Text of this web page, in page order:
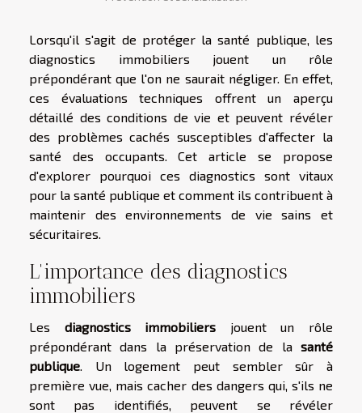
Lorsqu'il s'agit de protéger la santé publique, les
diagnostics immobiliers jouent un rôle
prépondérant que l'on ne saurait négliger. En effet,
ces évaluations techniques offrent un aperçu
détaillé des conditions de vie et peuvent révéler
des problèmes cachés susceptibles d'affecter la
santé des occupants. Cet article se propose
d'explorer pourquoi ces diagnostics sont vitaux
pour la santé publique et comment ils contribuent à
maintenir des environnements de vie sains et
sécuritaires.
L'importance des diagnostics
immobiliers
Les diagnostics immobiliers jouent un rôle
prépondérant dans la préservation de la santé
publique . Un logement peut sembler sûr à
première vue, mais cacher des dangers qui, s'ils ne
sont pas identifiés, peuvent se révéler